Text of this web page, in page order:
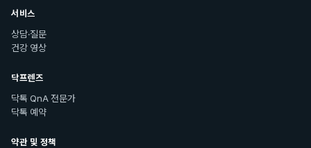
서비스
상담·질문
건강 영상
닥프렌즈
닥톡 QnA 전문가
닥톡 예약
약관 및 정책